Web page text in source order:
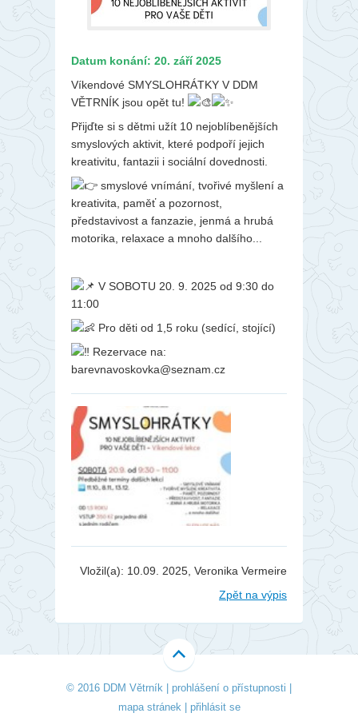
Datum konání: 20. září 2025
Víkendové SMYSLOHRÁTKY V DDM
VĚTRNÍK jsou opět tu!
Přijďte si s dětmi užít 10 nejoblíbenějších
smyslových aktivit, které podpoří jejich
kreativitu, fantazii i sociální dovednosti.
smyslové vnímání, tvořivé myšlení a
kreativita, paměť a pozornost,
představivost a fanzazie, jenmá a hrubá
motorika, relaxace a mnoho dalšího...
V SOBOTU 20. 9. 2025 od 9:30 do
11:00
Pro děti od 1,5 roku (sedící, stojící)
Rezervace na:
barevnavoskovka@seznam.cz
Vložil(a): 10.09. 2025, Veronika Vermeire
Zpět na výpis
© 2016 DDM Větrník | prohlášení o přístupnosti
mapa stránek| přihlásit se